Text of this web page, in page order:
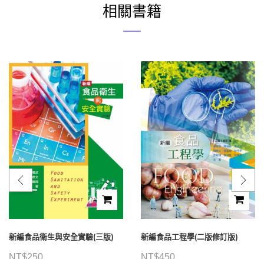
相關書籍
新編食品衛生與安全實驗(三版)
NT$250
新編食品工程學(二版修訂版)
NT$450